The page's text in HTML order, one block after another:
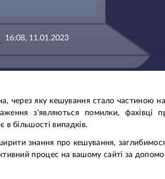
16:08, 11.01.2023
через яку кешування стало
з'являються помилки, фахівці
більшості випадків.
знання про кешування,
процес на вашому сайті за